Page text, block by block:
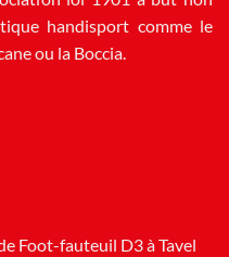
handisport comme le
ou la Boccia.
Foot-fauteuil D3 à Tavel